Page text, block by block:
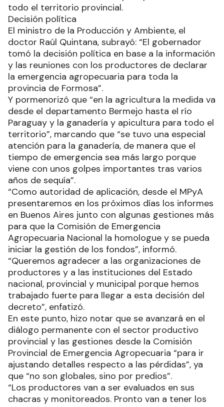
todo el territorio provincial.
Decisión política
El ministro de la Producción y Ambiente, el
doctor Raúl Quintana, subrayó: “El gobernador
tomó la decisión política en base a la información
y las reuniones con los productores de declarar
la emergencia agropecuaria para toda la
provincia de Formosa”.
Y pormenorizó que “en la agricultura la medida va
desde el departamento Bermejo hasta el río
Paraguay y la ganadería y apicultura para todo el
territorio”, marcando que “se tuvo una especial
atención para la ganadería, de manera que el
tiempo de emergencia sea más largo porque
viene con unos golpes importantes tras varios
años de sequía”.
“Como autoridad de aplicación, desde el MPyA
presentaremos en los próximos días los informes
en Buenos Aires junto con algunas gestiones más
para que la Comisión de Emergencia
Agropecuaria Nacional la homologue y se pueda
iniciar la gestión de los fondos”, informó.
“Queremos agradecer a las organizaciones de
productores y a las instituciones del Estado
nacional, provincial y municipal porque hemos
trabajado fuerte para llegar a esta decisión del
decreto”, enfatizó.
En este punto, hizo notar que se avanzará en el
diálogo permanente con el sector productivo
provincial y las gestiones desde la Comisión
Provincial de Emergencia Agropecuaria “para ir
ajustando detalles respecto a las pérdidas”, ya
que “no son globales, sino por predios”.
“Los productores van a ser evaluados en sus
chacras y monitoreados. Pronto van a tener los